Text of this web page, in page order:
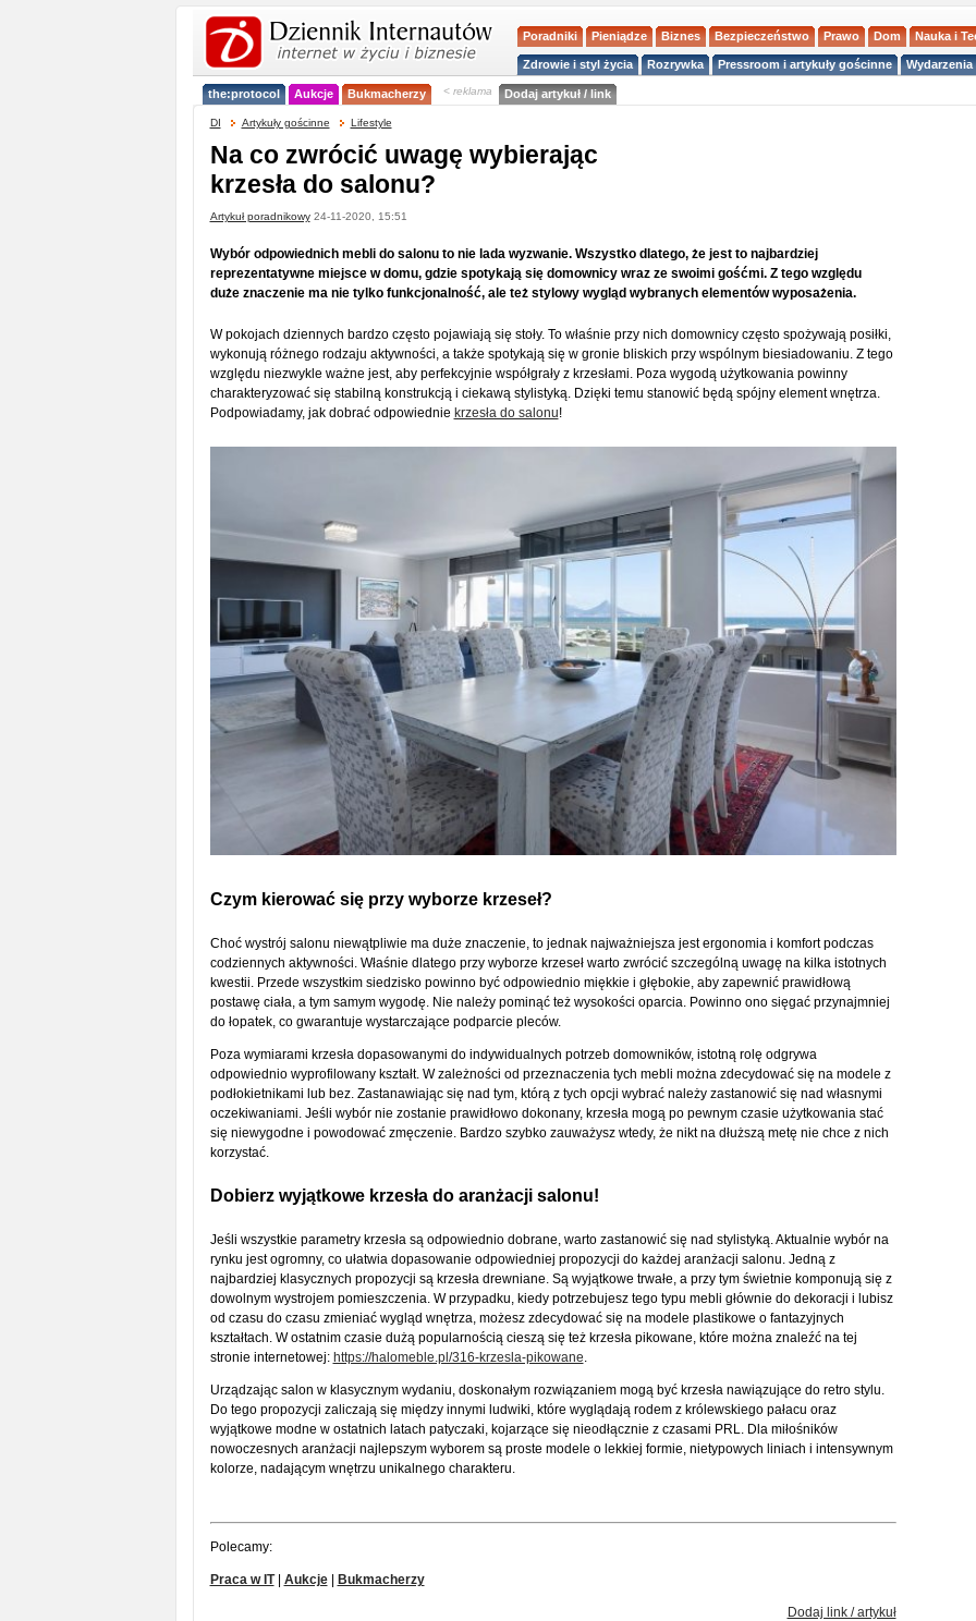
Poradniki Pieniądze Biznes Bezpieczeństwo Prawo Dom Nauka i
Zdrowie i styl życia Rozrywka Pressroom i artykuły gościnne
the:protocol Aukcje Bukmacherzy < reklama Dodaj artykuł / link
DI Artykuły gościnne Lifestyle
Na co zwrócić uwagę wybierając
krzesła do salonu?
Artykuł poradnikowy24-11-2020, 15:51
Wybór odpowiednich mebli do salonu to nie lada wyzwanie. Wszystko dlatego, że jest to najbardziej
reprezentatywne miejsce w domu, gdzie spotykają się domownicy wraz ze swoimi gośćmi. Z tego względu
duże znaczenie ma nie tylko funkcjonalność, ale też stylowy wygląd wybranych elementów wyposażenia.
W pokojach dziennych bardzo często pojawiają się stoły. To właśnie przy nich domownicy często spożywają posiłki,
wykonują różnego rodzaju aktywności, a także spotykają się w gronie bliskich przy wspólnym biesiadowaniu. Z tego
względu niezwykle ważne jest, aby perfekcyjnie współgrały z krzesłami. Poza wygodą użytkowania powinny
charakteryzować się stabilną konstrukcją i ciekawą stylistyką. Dzięki temu stanowić będą spójny element wnętrza.
Podpowiadamy, jak dobrać odpowiednie krzesła do salonu!
Czym kierować się przy wyborze krzeseł?
Choć wystrój salonu niewątpliwie ma duże znaczenie, to jednak najważniejsza jest ergonomia i komfort podczas
codziennych aktywności. Właśnie dlatego przy wyborze krzeseł warto zwrócić szczególną uwagę na kilka istotnych
kwestii. Przede wszystkim siedzisko powinno być odpowiednio miękkie i głębokie, aby zapewnić prawidłową
postawę ciała, a tym samym wygodę. Nie należy pominąć też wysokości oparcia. Powinno ono sięgać przynajmniej
do łopatek, co gwarantuje wystarczające podparcie pleców.
Poza wymiarami krzesła dopasowanymi do indywidualnych potrzeb domowników, istotną rolę odgrywa
odpowiednio wyprofilowany kształt. W zależności od przeznaczenia tych mebli można zdecydować się na modele z
podłokietnikami lub bez. Zastanawiając się nad tym, którą z tych opcji wybrać należy zastanowić się nad własnymi
oczekiwaniami. Jeśli wybór nie zostanie prawidłowo dokonany, krzesła mogą po pewnym czasie użytkowania stać
się niewygodne i powodować zmęczenie. Bardzo szybko zauważysz wtedy, że nikt na dłuższą metę nie chce z nich
korzystać.
Dobierz wyjątkowe krzesła do aranżacji salonu!
Jeśli wszystkie parametry krzesła są odpowiednio dobrane, warto zastanowić się nad stylistyką. Aktualnie wybór na
rynku jest ogromny, co ułatwia dopasowanie odpowiedniej propozycji do każdej aranżacji salonu. Jedną z
najbardziej klasycznych propozycji są krzesła drewniane. Są wyjątkowe trwałe, a przy tym świetnie komponują się z
dowolnym wystrojem pomieszczenia. W przypadku, kiedy potrzebujesz tego typu mebli głównie do dekoracji i lubisz
od czasu do czasu zmieniać wygląd wnętrza, możesz zdecydować się na modele plastikowe o fantazyjnych
kształtach. W ostatnim czasie dużą popularnością cieszą się też krzesła pikowane, które można znaleźć na tej
stronie internetowej: https://halomeble.pl/316-krzesla-pikowane.
Urządzając salon w klasycznym wydaniu, doskonałym rozwiązaniem mogą być krzesła nawiązujące do retro stylu.
Do tego propozycji zaliczają się między innymi ludwiki, które wyglądają rodem z królewskiego pałacu oraz
wyjątkowe modne w ostatnich latach patyczaki, kojarzące się nieodłącznie z czasami PRL. Dla miłośników
nowoczesnych aranżacji najlepszym wyborem są proste modele o lekkiej formie, nietypowych liniach i intensywnym
kolorze, nadającym wnętrzu unikalnego charakteru.
Polecamy:
Praca w IT| Aukcje| Bukmacherzy
Dodaj link / artykuł